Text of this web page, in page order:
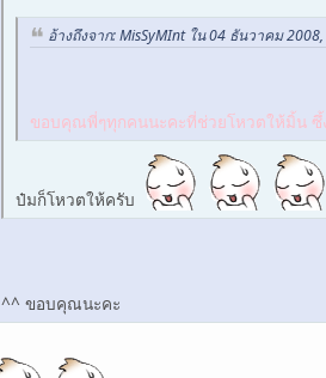
อ้างถึงจาก: MisSyMInt ใน 04 ธันวาคม
ขอบคุณพี่ๆทุกคนนะคะที่ช่วยโหวตให้มิ้น ซึ้
ป๋มก็โหวตให้ครับ
^^ ขอบคุณนะคะ